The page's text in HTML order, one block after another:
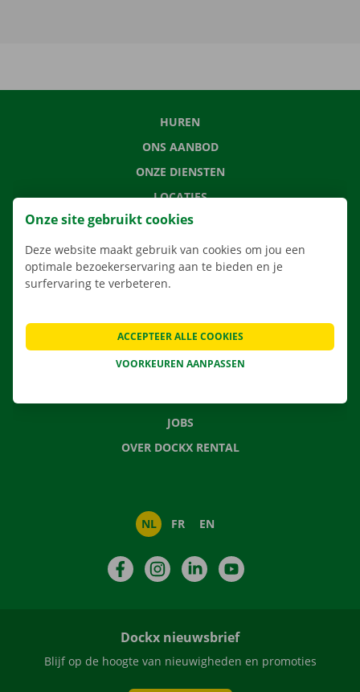
HUREN
ONS AANBOD
ONZE DIENSTEN
LOCATIES
APP
VERHUISOPLOSSINGEN
CONTACTEER ONS
VEELGESTELDE VRAGEN
NIEUWS
JOBS
OVER DOCKX RENTAL
NL FR EN
FacebookInstagramLinkedIn
Dockx nieuwsbrief
Blijf op de hoogte van nieuwigheden en promoties
Onze site gebruikt cookies
Deze website maakt gebruik van cookies om jou een
optimale bezoekerservaring aan te bieden en je
surfervaring te verbeteren.
VOORKEUREN AANPASSEN
ACCEPTEER ALLE COOKIES